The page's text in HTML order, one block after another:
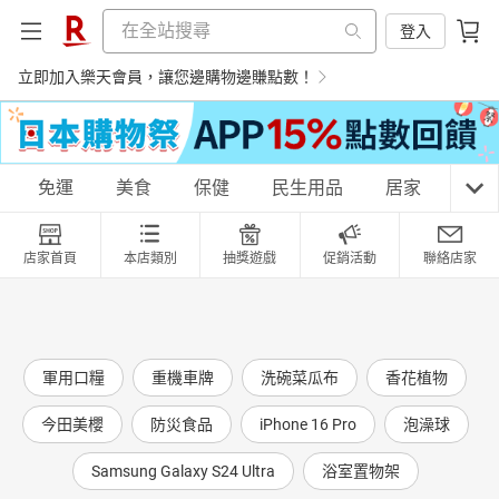
登入
立即加入樂天會員，讓您邊購物邊賺點數！
購物網分類
居家生活 3C家電 運動休閒 親子玩具
女裝 男裝 化妝保養 情趣用品
免運 美食 保健 民生用品 居家 3C
店家首頁 本店類別 抽獎遊戲 促銷活動 聯絡店家
軍用口糧 重機車牌 洗碗菜瓜布 香花植物
今田美櫻 防災食品 iPhone 16 Pro 泡澡球
Samsung Galaxy S24 Ultra 浴室置物架